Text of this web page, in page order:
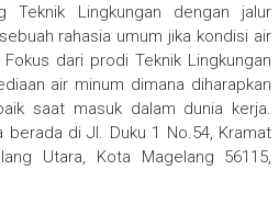
Teknik Lingkungan dengan jalur
rahasia umum jika kondisi air
dari prodi Teknik Lingkungan
air minum dimana diharapkan
saat masuk dalam dunia kerja.
berada di Jl. Duku 1 No.54, Kramat
Utara, Kota Magelang 56115,